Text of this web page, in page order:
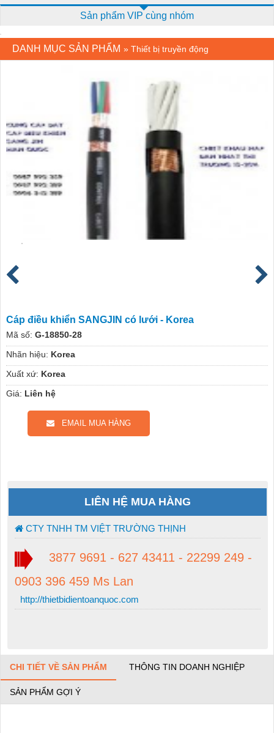
Sản phẩm VIP cùng nhóm
DANH MỤC SẢN PHẨM » Thiết bị truyền động
Cáp điều khiển SANGJIN có lưới - Korea
Mã số: G-18850-28
Nhãn hiệu: Korea
Xuất xứ: Korea
Giá: Liên hệ
EMAIL MUA HÀNG
LIÊN HỆ MUA HÀNG
CTY TNHH TM VIỆT TRƯỜNG THỊNH
3877 9691 - 627 43411 - 22299 249 -
0903 396 459 Ms Lan
http://thietbidientoanquoc.com
CHI TIẾT VỀ SẢN PHẨM THÔNG TIN DOANH NGHIỆP
SẢN PHẨM GỢI Ý